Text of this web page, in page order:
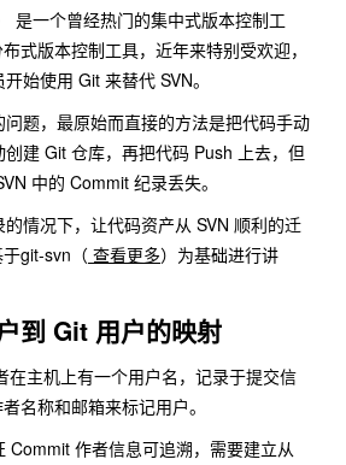
是一个曾经热门的集中式版本控制工
式版本控制工具，近年来特别受欢迎，
始使用 Git 来替代 SVN。
题，最原始而直接的方法是把代码手动
建 Git 仓库，再把代码 Push 上去，但
中的 Commit 纪录丢失。
情况下，让代码资产从 SVN 顺利的迁
git-svn （ 查看更多）为基础进行讲
到 Git 用户的映射
在主机上有一个用户名，记录于提交信
名称和邮箱来标记用户。
Commit 作者信息可追溯，需要建立从